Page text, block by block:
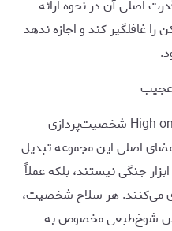
اصلی آن در نحوه ارائه
را غافلگیر کند و اجازه ندهد
عجیب
یکی از مهم‌ترین نقاط قوت High on Life 2 شخصیت‌پردازی
اصلی این مجموعه تبدیل
جنگی نیستند، بلکه عملاً
می‌کنند. هر سلاح شخصیت،
شوخ‌طبعی مخصوص به